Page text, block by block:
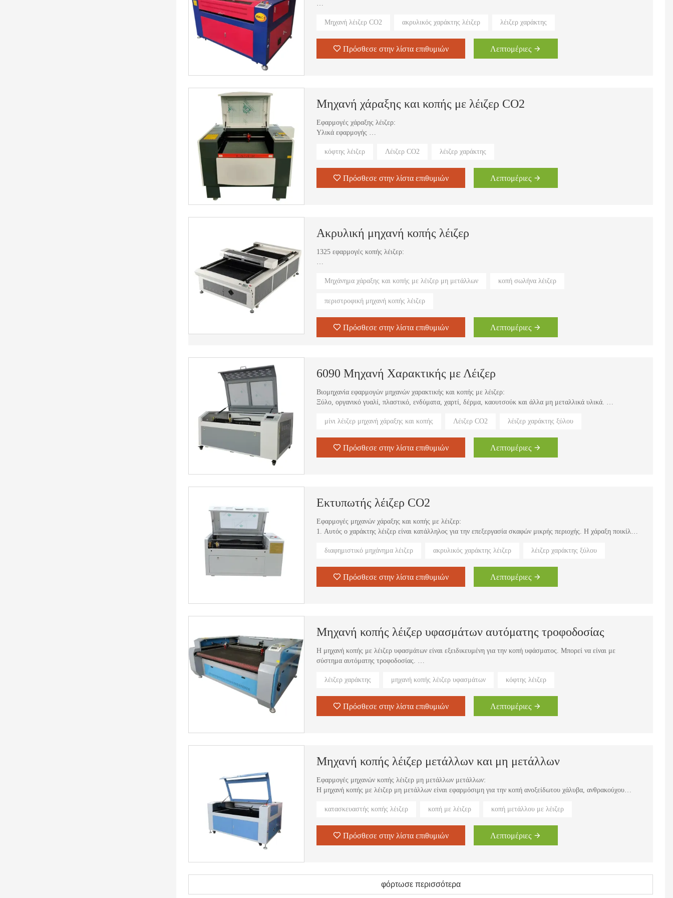
βιομηχανία μοντέλων, βιομηχανία συσκευασίας, βιομηχανία διακόσμησης, σκάλισμα, εφαρμογές κοπής.
Μηχανή λέιζερ CO2 ακρυλικός χαράκτης λέιζερ λέιζερ χαράκτης
Πρόσθεσε στην λίστα επιθυμιών Λεπτομέριες
Μηχανή χάραξης και κοπής με λέιζερ CO2
Εφαρμογές χάραξης λέιζερ:
Υλικά εφαρμογής
άλλα μη μεταλλικά υλικά.
κόφτης λέιζερ Λέιζερ CO2 λέιζερ χαράκτης
Πρόσθεσε στην λίστα επιθυμιών Λεπτομέριες
Ακρυλική μηχανή κοπής λέιζερ
1325 εφαρμογές κοπής λέιζερ:
Χειροτεχνικά δώρα, σανίδες συσκευασίας, μοντέλα καθημερινών αναγκών, τόνος δέρματος, διαφήμιση και
κρυστάλλινοι χαρακτήρες, οθόνες κινητών τηλεφώνων, ΚΑΤΟΙΚΙΔΙΟ ΖΩΟ, αξεσουάρ κινητών τηλεφώνων και
Υλικά που εφαρμόζονται:
Μηχάνημα χάραξης και κοπής με λέιζερ μη μετάλλων κοπή σωλήνα λέιζερ
περιστροφική μηχανή κοπής λέιζερ
Πρόσθεσε στην λίστα επιθυμιών Λεπτομέριες
6090 Μηχανή Χαρακτικής με Λέιζερ
Βιομηχανία εφαρμογών μηχανών χαρακτικής και κοπής με λέιζερ:
Ξύλο, οργανικό γυαλί, πλαστικό, ενδύματα, χαρτί, δέρμα, καουτσούκ και άλλα μη μεταλλικά υλικά.
κεντήματα και κούρεμα, βιομηχανία συσκευασίας και χαρτιού
μίνι λέιζερ μηχανή χάραξης και κοπής Λέιζερ CO2 λέιζερ χαράκτης ξύλου
Πρόσθεσε στην λίστα επιθυμιών Λεπτομέριες
Εκτυπωτής λέιζερ CO2
Εφαρμογές μηχανών χάραξης και κοπής με λέιζερ:
1. Αυτός ο χαράκτης λέιζερ είναι κατάλληλος για την επεξεργασία σκαφών μικρής περιοχής. Η χάραξη ποικίλλει
2. Αυτός ο χαράκτης λέιζερ είναι κατάλληλος για χάραξη σε μη μεταλλικά υλικά, όλων των ειδών σφραγίδα,
4.Η μηχανή κοπής λέιζερ μπορεί να κόψει το ακρυλικό και το οργανικό γυαλί.
διαφημιστικό μηχάνημα λέιζερ ακρυλικός χαράκτης λέιζερ λέιζερ χαράκτης ξύλου
Πρόσθεσε στην λίστα επιθυμιών Λεπτομέριες
Μηχανή κοπής λέιζερ υφασμάτων αυτόματης τροφοδοσίας
Η μηχανή κοπής με λέιζερ υφασμάτων είναι εξειδικευμένη για την κοπή υφάσματος. Μπορεί να είναι με
σύστημα αυτόματης τροφοδοσίας.
λέιζερ χαράκτης
μηχανή κοπής λέιζερ υφασμάτων κόφτης λέιζερ
Πρόσθεσε στην λίστα επιθυμιών Λεπτομέριες
Μηχανή κοπής λέιζερ μετάλλων και μη μετάλλων
Εφαρμογές μηχανών κοπής λέιζερ μη μετάλλων μετάλλων:
Η μηχανή κοπής με λέιζερ μη μετάλλων είναι εφαρμόσιμη για την κοπή ανοξείδωτου χάλυβα, ανθρακούχου
1. Βιομηχανία κοπής μετάλλων: δομή λαμαρίνας, κατασκευή ηλεκτρικών ντουλαπιών υψηλής και χαμηλής
3.Βιομηχανία κοπής με λέιζερ δέρματος
κατασκευαστής κοπής λέιζερ κοπή με λέιζερ κοπή μετάλλου με λέιζερ
Πρόσθεσε στην λίστα επιθυμιών Λεπτομέριες
φόρτωσε περισσότερα